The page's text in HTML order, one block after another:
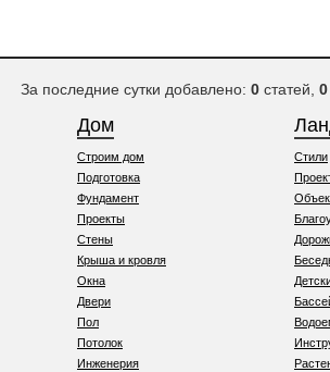
За последние сутки добавлено: 0 статей, 0
Дом
Строим дом
Подготовка
Фундамент
Проекты
Стены
Крыша и кровля
Окна
Двери
Пол
Потолок
Инженерия
Стили